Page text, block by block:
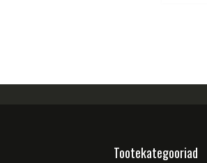
Tootekategooriad